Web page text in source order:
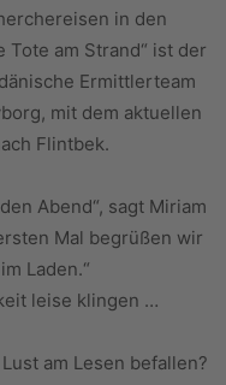
in den
Tote am Strand“ ist der
Ermittlerteam
mit dem aktuellen
Flintbek.
Abend“, sagt Miriam
Mal begrüßen wir
Laden.“
leise klingen …
am Lesen befallen?